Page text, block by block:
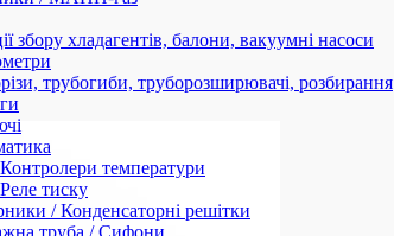
збору хладагентів, балони, вакуумні насоси
трубогиби, труборозширювачі, розбирання
Контролери температури
Реле тиску
/ Конденсаторні решітки
труба / Сифони